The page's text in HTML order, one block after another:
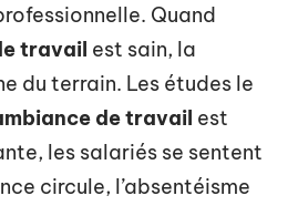
Quand
travail est sain, la
du terrain. Les études le
de travail est
les salariés se sentent
circule, l’absentéisme